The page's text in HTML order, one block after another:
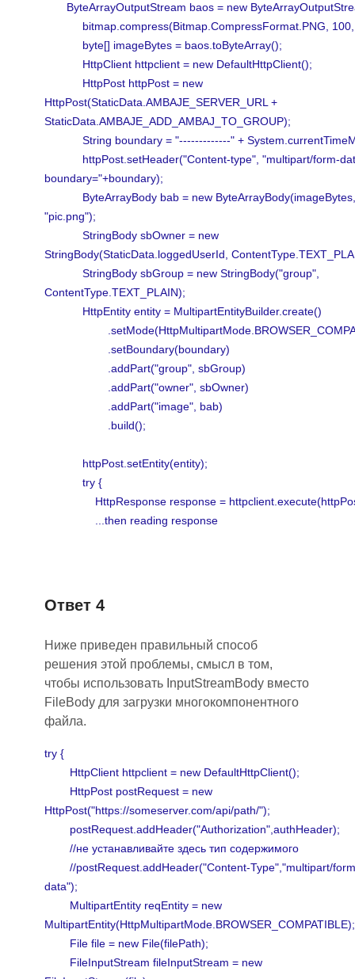
ByteArrayOutputStream baos = new
bitmap.compress(Bitmap.CompressFormat.PNG, 100,
byte[] imageBytes = baos.toByteArray();
HttpClient httpclient = new DefaultHttpClient();
HttpPost httpPost = new
HttpPost(StaticData.AMBAJE_SERVER_URL +
StaticData.AMBAJE_ADD_AMBAJ_TO_GROUP);
String boundary = "-------------" +
httpPost.setHeader("Content-type", "multipart/form-
boundary="+boundary);
ByteArrayBody bab = new ByteArrayBody(imageBytes,
"pic.png");
StringBody sbOwner = new
StringBody(StaticData.loggedUserId,
StringBody sbGroup = new StringBody("group",
ContentType.TEXT_PLAIN);
HttpEntity entity = MultipartEntityBuilder.create()
.setBoundary(boundary)
.addPart("group", sbGroup)
.addPart("owner", sbOwner)
.addPart("image", bab)
.build();
httpPost.setEntity(entity);
try {
HttpResponse response =
...then reading response
Ответ 4
Ниже приведен правильный способ
решения этой проблемы, смысл в том,
чтобы использовать InputStreamBody вместо
FileBody для загрузки многокомпонентного
файла.
try {
HttpClient httpclient = new DefaultHttpClient();
HttpPost postRequest = new
HttpPost("https://someserver.com/api/path/");
postRequest.addHeader("Authorization",authHeader);
//не устанавливайте здесь тип содержимого
//postRequest.addHeader("Content-Type","multipart/
data");
MultipartEntity reqEntity = new
MultipartEntity(HttpMultipartMode.BROWSER_COMPATIBLE);
File file = new File(filePath);
FileInputStream fileInputStream = new